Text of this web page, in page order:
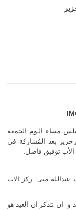
مساء اليوم الجمعة
بعد المُشاركة في
الأب توفيق فاضل.
عبدالله متى. ركز الاب
ان نتذكر ان العيد هو